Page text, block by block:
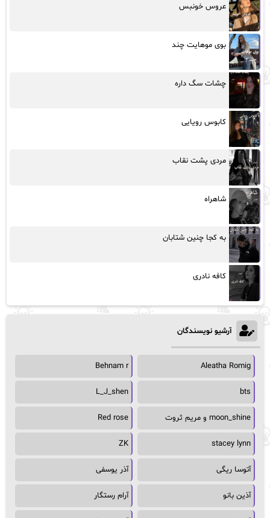
عروس خونبس
بوی موهایت چند
چشات سگ داره
کابوس رویایی
مردی پشت نقاب
شاهراه
به کجا چنین شتابان
کافه نادری
آرشیو نویسندگان
Aleatha Romig
Behnam r
bts
L_J_shen
moon_shine و مریم ثروت Red rose
stacey lynn
ZK
آتوسا ریگی آذر یوسفی
آذین بانو آرام رستگار